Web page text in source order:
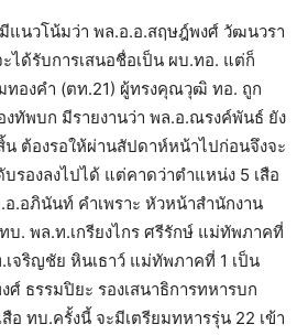
นวโน้มว่า พล.อ.อ.สฤษฎ์พงศ์ วัฒนวรา
ได้รับการเสนอชื่อเป็น ผบ.ทอ. แต่ก็
ทองคำ (ตท.21) ผู้ทรงคุณวุฒิ ทอ. ถูก
งทัพบก มีรายงานว่า พล.อ.ณรงค์พันธ์ ยัง
ต้องรอให้ผ่านสัปดาห์หน้าไปก่อนจึงจะ
รองลงไปได้ แต่คาดว่าตำแหน่ง 5 เสือ
.อภินันท์ คำเพราะ หัวหน้าสำนักงาน
บ. พล.ท.เกรียงไกร ศรีรักษ์ แม่ทัพภาคที่
จริญชัย หินเธาว์ แม่ทัพภาคที่ 1 เป็น
ธรรมปิยะ รองเสนาธิการทหารบก
อ ทบ.ครั้งนี้ จะมีเตรียมทหารรุ่น 22 เข้า